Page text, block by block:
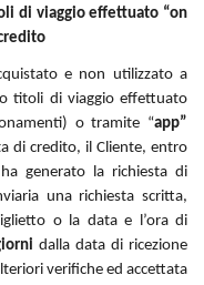
di viaggio effettuato “on
e non utilizzato a
titoli di viaggio effettuato
o tramite “app”
di credito, il Cliente, entro
generato la richiesta di
una richiesta scritta,
o la data e l’ora di
dalla data di ricezione
verifiche ed accettata